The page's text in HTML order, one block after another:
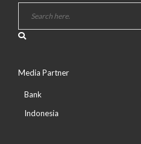
Media Partner
Bank
Indonesia